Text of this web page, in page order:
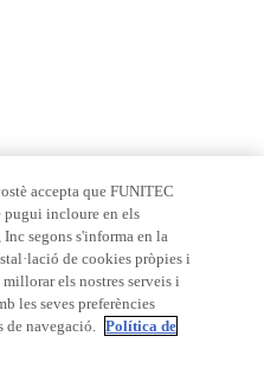
accepta que FUNITEC
pugui incloure en els
segons s'informa en la
de cookies pròpies i
els nostres serveis i
les seves preferències
de navegació. Política de